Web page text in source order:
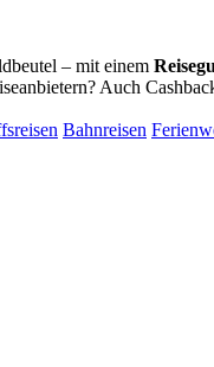
– mit einem
Auch
Bahnreisen